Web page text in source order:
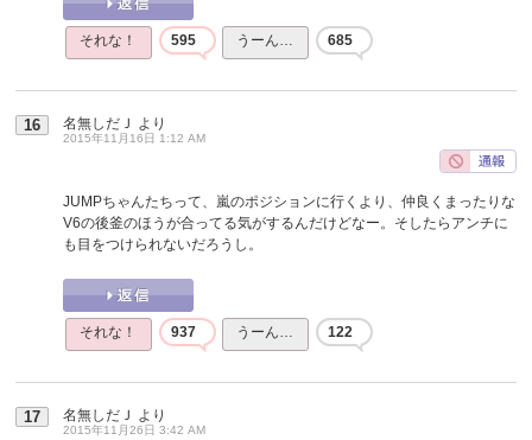
それな！ 595 うーん… 685
16 名無しだＪ より
2015年11月16日 1:12 AM
JUMPちゃんたちって、嵐のポジションに行くより、仲良くまったりな
V6の後釜のほうが合ってる気がするんだけどなー。そしたらアンチに
も目をつけられないだろうし。
それな！ 937 うーん… 122
17 名無しだＪ より
2015年11月26日 3:42 AM